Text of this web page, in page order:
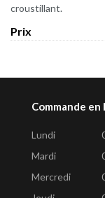
croustillant.
Prix
Commande en
Lundi
Mardi
Mercredi